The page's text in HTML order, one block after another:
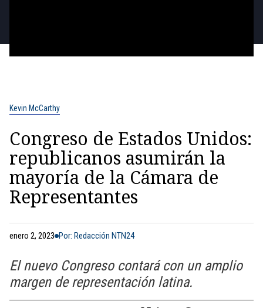
Kevin McCarthy
Congreso de Estados Unidos:
republicanos asumirán la
mayoría de la Cámara de
Representantes
enero 2, 2023 Por: Redacción NTN24
El nuevo Congreso contará con un amplio
margen de representación latina.